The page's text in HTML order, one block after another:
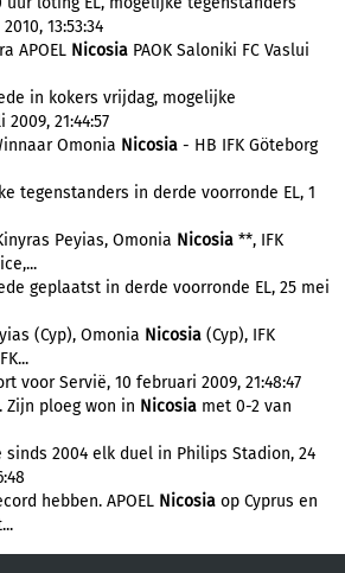
13:53:34
APOEL Nicosia PAOK Saloniki FC Vaslui
in kokers vrijdag, mogelijke
21:44:57
Omonia Nicosia - HB IFK Göteborg
tegenstanders in derde voorronde EL, 1
Peyias, Omonia Nicosia **, IFK
geplaatst in derde voorronde EL, 25 mei
(Cyp), Omonia Nicosia (Cyp), IFK
voor Servië, 10 februari 2009, 21:48:47
Zijn ploeg won in Nicosia met 0-2 van
sinds 2004 elk duel in Philips Stadion, 24
hebben. APOEL Nicosia op Cyprus en